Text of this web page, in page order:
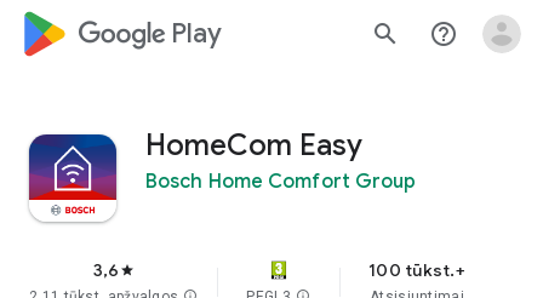
google_logo Play search help_outline
HomeCom Easy
Bosch Home Comfort Group
3,6 star 100 tūkst.+